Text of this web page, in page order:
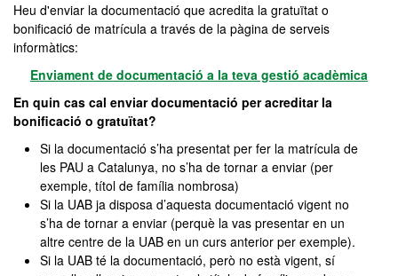
Heu d'enviar la documentació que acredita la gratuïtat o
bonificació de matrícula a través de la pàgina de serveis
informàtics:
Enviament de documentació a la teva gestió acadèmica
En quin cas cal enviar documentació per acreditar la
bonificació o gratuïtat?
Si la documentació s’ha presentat per fer la matrícula de
les PAU a Catalunya, no s’ha de tornar a enviar (per
exemple, títol de família nombrosa)
Si la UAB ja disposa d’aquesta documentació vigent no
s’ha de tornar a enviar (perquè la vas presentar en un
altre centre de la UAB en un curs anterior per exemple).
Si la UAB té la documentació, però no està vigent, sí